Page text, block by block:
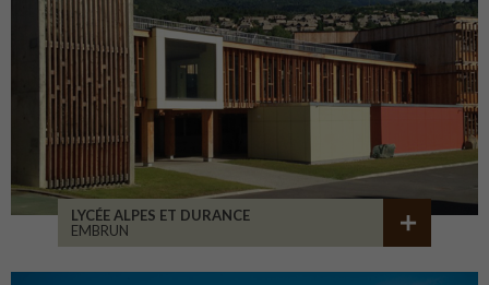
LYCÉE ALPES ET DURANCE
EMBRUN